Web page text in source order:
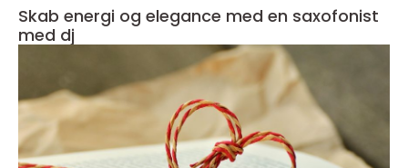
Skab energi og elegance med en saxofonist
med dj